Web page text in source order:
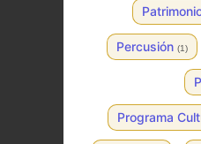
Percusión (1)
Programa